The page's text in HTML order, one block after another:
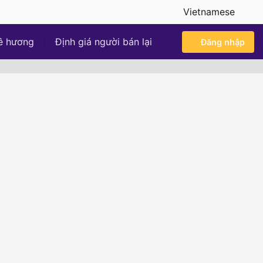
Vietnamese
hương Định giá người bán lại Đăng nhập